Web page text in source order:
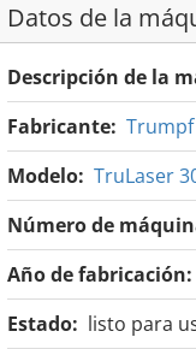
Datos de la
Descripción de la
Fabricante: Trumpf
Modelo: TruLaser
Número de
Año de fabricación:
Estado: listo para